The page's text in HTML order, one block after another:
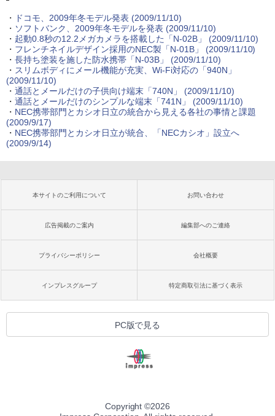
・ ドコモ、2009年冬モデル発表 (2009/11/10)
・ ソフトバンク、2009年冬モデルを発表 (2009/11/10)
・ 起動0.8秒の12.2メガカメラを搭載した「N-02B」
(2009/11/10)
・ フレンチネイルデザイン採用のNEC製「N-01B」
(2009/11/10)
・ 長持ち塗装を施した防水携帯「N-03B」
(2009/11/10)
・ スリムボディにメール機能が充実、Wi-Fi対応の「940N」
(2009/11/10)
・ 通話とメールだけの子供向け端末「740N」
(2009/11/10)
・ 通話とメールだけのシンプルな端末「741N」
(2009/11/10)
・ NEC携帯部門とカシオ日立の統合から見える各社の事情と課題
(2009/9/17)
・ NEC携帯部門とカシオ日立が統合、「NECカシオ」設立へ
(2009/9/14)
本サイトのご利用について お問い合わせ
広告掲載のご案内 編集部へのご連絡
プライバシーポリシー 会社概要
インプレスグループ 特定商取引法に基づく表示
PC版で見る
Copyright ©2026